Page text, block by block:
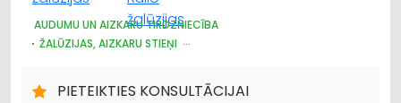
AUDUMU UN AIZKARU TIRDZNIECĪBA
ŽALŪZIJAS, AIZKARU STIEŅI
PIETEIKTIES KONSULTĀCIJAI